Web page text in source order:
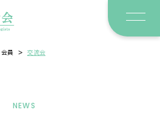
会員 > 交流会
NEWS